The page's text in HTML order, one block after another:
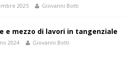
2025 Giovanni Botti
e mezzo di lavori in tangenziale
2024 Giovanni Botti